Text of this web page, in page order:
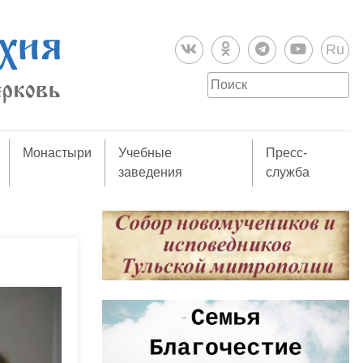
Ru
Монастыри
Учебные
заведения
Пресс-
служба